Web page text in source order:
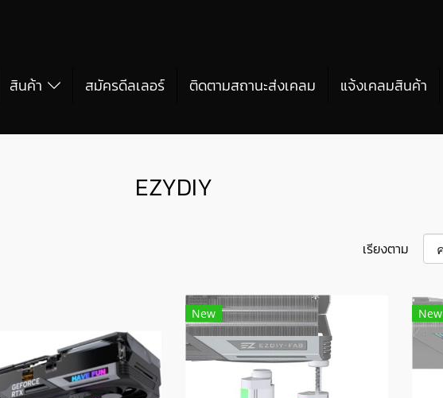
สินค้า สมัครดีลเลอร์ ติดตามสถานะส่งเคลม แจ้งเคลมสินค้า
EZYDIY
เรียงตาม
New New